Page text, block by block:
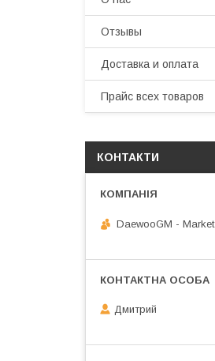
Отзывы
Доставка и оплата
Прайс всех товаров
КОНТАКТИ
DaewooGM - Market
Дмитрий